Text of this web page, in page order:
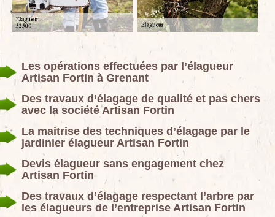
Les opérations effectuées par l’élagueur
Artisan Fortin à Grenant
Des travaux d’élagage de qualité et pas chers
avec la société Artisan Fortin
La maitrise des techniques d’élagage par le
jardinier élagueur Artisan Fortin
Devis élagueur sans engagement chez
Artisan Fortin
Des travaux d’élagage respectant l’arbre par
les élagueurs de l’entreprise Artisan Fortin